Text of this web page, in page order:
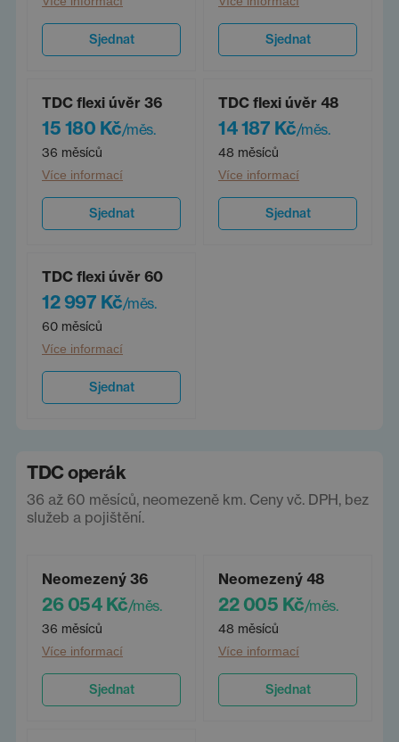
Sjednat Sjednat
TDC flexi úvěr 36
15 180 Kč/měs.
36 měsíců
Více informací
Sjednat
TDC flexi úvěr 48
14 187 Kč/měs.
48 měsíců
Více informací
Sjednat
TDC flexi úvěr 60
12 997 Kč/měs.
60 měsíců
Více informací
Sjednat
TDC operák
36 až 60 měsíců, neomezeně km. Ceny vč. DPH, bez
služeb a pojištění.
Neomezený 36
26 054 Kč/měs.
36 měsíců
Více informací
Sjednat
Neomezený 48
22 005 Kč/měs.
48 měsíců
Více informací
Sjednat